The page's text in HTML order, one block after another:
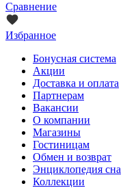
Сравнение
Избранное
Бонусная система
Акции
Доставка и оплата
Партнерам
Вакансии
О компании
Магазины
Гостиницам
Обмен и возврат
Энциклопедия сна
Коллекции